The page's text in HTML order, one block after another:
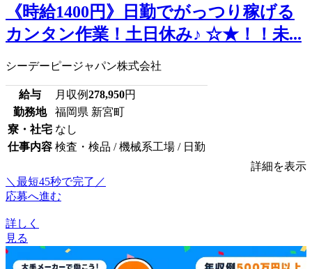
《時給1400円》日勤でがっつり稼げる
カンタン作業！土日休み♪ ☆★！！未...
シーデーピージャパン株式会社
給与 月収例278,950円
勤務地
福岡県 新宮町
寮・社宅 なし
仕事内容 検査・検品 / 機械系工場 / 日勤
詳細を表示
＼最短45秒で完了／
応募へ進む
詳しく
見る